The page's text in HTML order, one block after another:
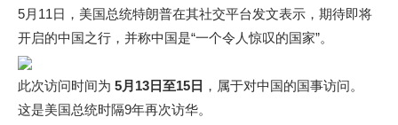
5月11日，美国总统特朗普在其社交平台发文表示，期待即将
开启的中国之行，并称中国是“一个令人惊叹的国家”。
此次访问时间为 5月13日至15日 ，属于对中国的国事访问。
这是美国总统时隔9年再次访华。